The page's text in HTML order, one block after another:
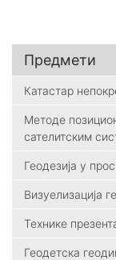
Предмети
Катастар
Методе
сателитским
Геодезија у
Визуелизација
Технике
Геодетска